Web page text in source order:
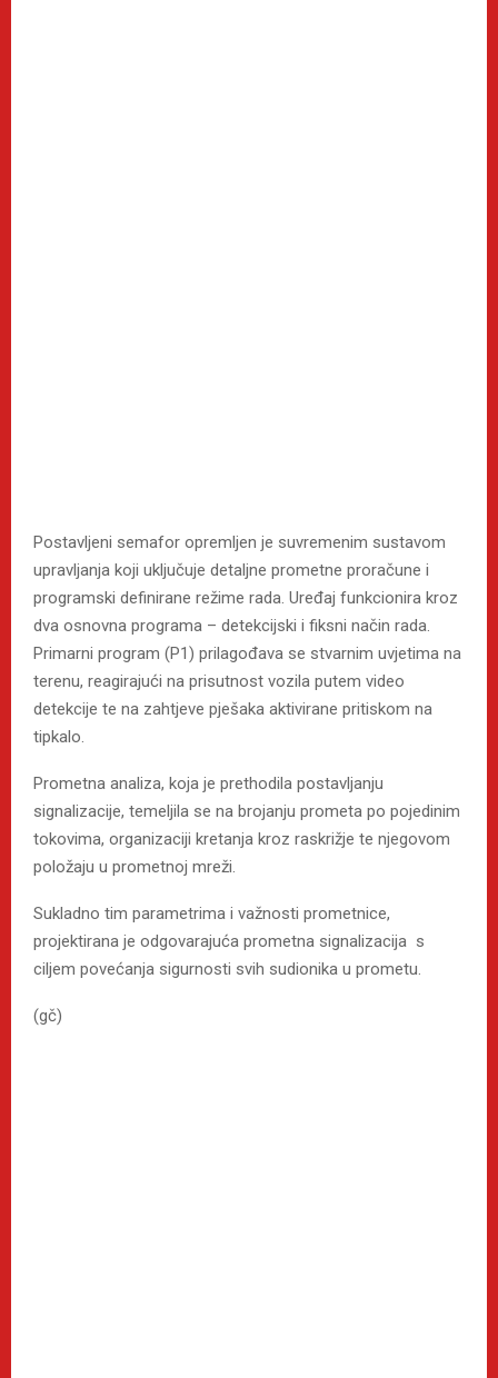
Postavljeni semafor opremljen je suvremenim sustavom
upravljanja koji uključuje detaljne prometne proračune i
programski definirane režime rada. Uređaj funkcionira kroz
dva osnovna programa – detekcijski i fiksni način rada.
Primarni program (P1) prilagođava se stvarnim uvjetima na
terenu, reagirajući na prisutnost vozila putem video
detekcije te na zahtjeve pješaka aktivirane pritiskom na
tipkalo.
Prometna analiza, koja je prethodila postavljanju
signalizacije, temeljila se na brojanju prometa po pojedinim
tokovima, organizaciji kretanja kroz raskrižje te njegovom
položaju u prometnoj mreži.
Sukladno tim parametrima i važnosti prometnice,
projektirana je odgovarajuća prometna signalizacija s
ciljem povećanja sigurnosti svih sudionika u prometu.
(gč)